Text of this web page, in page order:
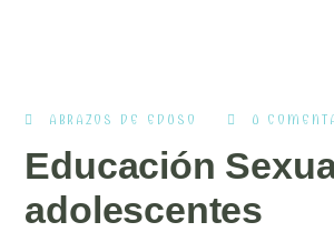
ABRAZOS DE EDUSO 0
Educación
adolescentes